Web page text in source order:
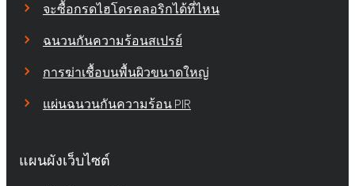
จะซื้อกรดไฮโดรคลอริกได้ที่ไหน
ฉนวนกันความร้อนสเปรย์
การฆ่าเชื้อบนพื้นผิวขนาดใหญ่
แผ่นฉนวนกันความร้อน PIR
แผนผังเว็บไซต์